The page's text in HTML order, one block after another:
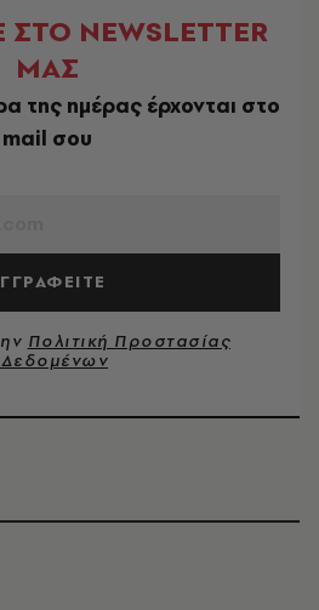
NEWSLETTER
ΜΑΣ
της ημέρας έρχονται στο
mail σου
Πολιτική Προστασίας